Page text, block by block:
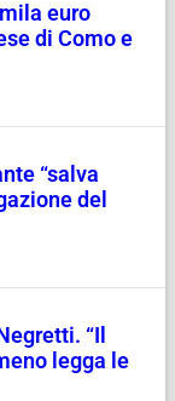
euro
di Como e
“salva
del
“Il
legga le